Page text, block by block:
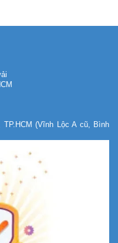
(Vĩnh Lộc A cũ, Bình